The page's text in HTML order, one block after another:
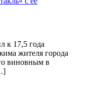
к 17,5 года
жителя города
виновным в